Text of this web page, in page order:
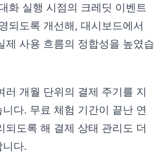
화 실행 시점의 크레딧 이벤트
되도록 개선해, 대시보드에서
제 사용 흐름의 정합성을 높였습
러 개월 단위의 결제 주기를 지
다. 무료 체험 기간이 끝난 연
되도록 해 결제 상태 관리도 더
니다.